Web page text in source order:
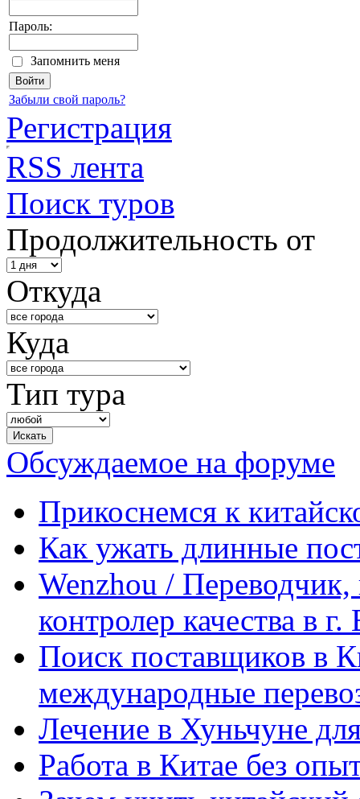
Пароль:
Запомнить меня
Забыли свой пароль?
Регистрация
RSS лента
Поиск туров
Продолжительность от
Откуда
Куда
Тип тура
Обсуждаемое на форуме
Прикоснемся к
Как ужать длинные
Wenzhou / Переводчик,
контролер качества в
Поиск поставщиков в
международные
Лечение в Хуньчуне
Работа в Китае без